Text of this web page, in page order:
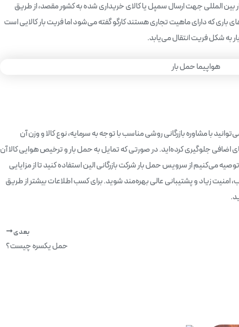
المللی جهت ارسال سمپل یا کالای خریداری شده به کشور مقصد، از طریق
که دارای ماهیت تجاری هستند کارگو گفته می‌شود اما فریت بار کالایی است
به شکل فریت انتقال می‌یابد.
با مشاوره بازرگانی روشی مناسب با توجه به سرمایه، نوع کالا و وزن آن
اضافی جلوگیری کرده‌اید. در صورتی که تمایل به حمل بار و ترخیص هوایی کالا آن
می‌کنیم از سرویس حمل بار شرکت بازرگانی الین استفاده کنید تا از مزایایی
امنیت زیاد و پشتیبانی عالی بهره‌مند شوید. برای کسب اطلاعات بیشتر از طریق
بعدی
حمل یکسره چیست؟